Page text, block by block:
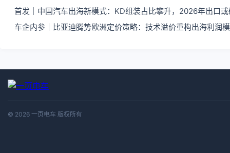
首发｜中国汽车出海新模式：KD组装占比攀升，2026年出口
车企内参｜比亚迪腾势欧洲定价策略：技术溢价重构出海利润
© 2026 一页电车 版权所有